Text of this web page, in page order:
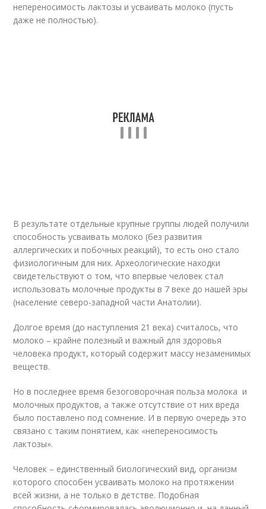
непереносимость лактозы и усваивать молоко (пусть
даже не полностью).
В результате отдельные крупные группы людей получили
способность усваивать молоко (без развития
аллергических и побочных реакций), то есть оно стало
физиологичным для них. Археологические находки
свидетельствуют о том, что впервые человек стал
использовать молочные продукты в 7 веке до нашей эры
(население северо-западной части Анатолии).
Долгое время (до наступления 21 века) считалось, что
молоко – крайне полезный и важный для здоровья
человека продукт, который содержит массу незаменимых
веществ.
Но в последнее время безоговорочная польза молока и
молочных продуктов, а также отсутствие от них вреда
было поставлено под сомнение. И в первую очередь это
связано с таким понятием, как «непереносимость
лактозы».
Человек – единственный биологический вид, организм
которого способен усваивать молоко на протяжении
всей жизни, а не только в детстве. Подобная